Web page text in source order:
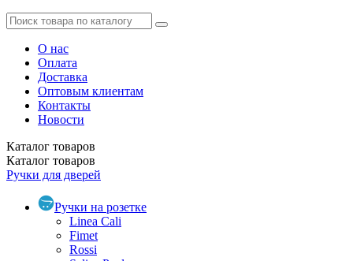
О нас
Оплата
Доставка
Оптовым клиентам
Контакты
Новости
Каталог товаров
Каталог товаров
Ручки для дверей
Ручки на розетке
Linea Cali
Fimet
Rossi